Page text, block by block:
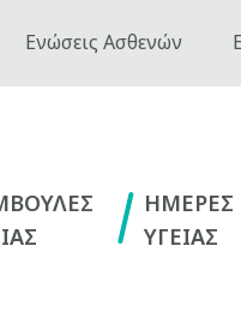
Ενώσεις Ασθενών
ΗΜΕΡΕΣ
ΥΓΕΙΑΣ